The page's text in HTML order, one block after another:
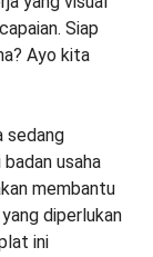
Siap
Ayo kita
sedang
usaha
membantu
diperlukan
ini